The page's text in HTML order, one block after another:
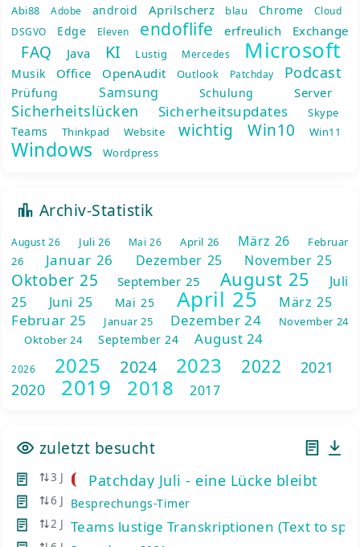
Abi88 Adobe android Aprilscherz blau Chrome
Cloud
DSGVO
Edge Eleven endoflife erfreulich Exchange
FAQ Java KI Lustig Mercedes Microsoft
Musik Office OpenAudit Outlook Patchday Podcast
Prüfung Samsung Schulung Server
Sicherheitslücken Sicherheitsupdates Skype
Teams Thinkpad Website wichtig Win10 Win11
Windows Wordpress
Archiv-Statistik
August 26 Juli 26 Mai 26 April 26 März 26
Februar
26
Januar 26 Dezember 25 November 25
Oktober 25 September 25 August 25
Juli
25
Juni 25 Mai 25 April 25 März 25
Februar 25 Januar 25 Dezember 24
November 24
Oktober 24
September 24 August 24
2026 2025 2024 2023 2022
2021
2020
2019 2018 2017
zuletzt besucht
3 J Patchday Juli - eine Lücke bleibt
6 J Besprechungs-Timer
2 J Teams lustige Transkriptionen (Text to